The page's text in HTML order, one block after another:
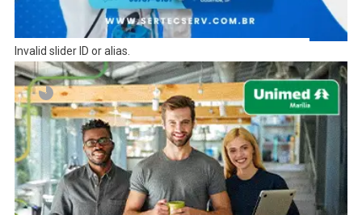
Invalid slider ID or alias.